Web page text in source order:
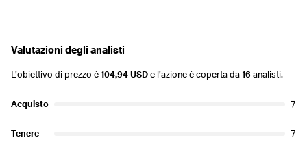
Valutazioni degli analisti
L'obiettivo di prezzo è104,94 USDe l'azione è coperta da16analisti.
Acquisto 7
Tenere 7